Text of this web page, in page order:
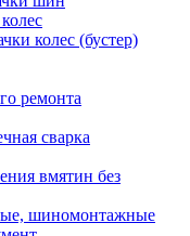
колес (бустер)
ремонта
сварка
вмятин без
шиномонтажные